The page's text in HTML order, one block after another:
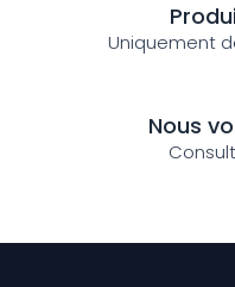
Uniquement
Nous